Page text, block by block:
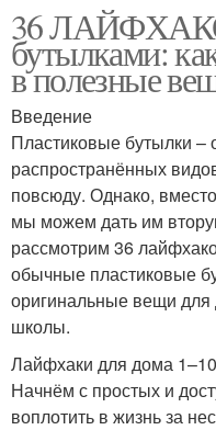
36
бутылками:
в полезные
Введение
Пластиковые бутылки –
распространённых
повсюду. Однако,
мы можем дать им
рассмотрим 36
обычные пластиковые
оригинальные вещи
школы.
Лайфхаки для дома
Начнём с простых и
воплотить в жизнь за